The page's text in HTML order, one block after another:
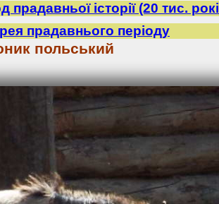
історії (20 тис.
прадавнього періоду
польський